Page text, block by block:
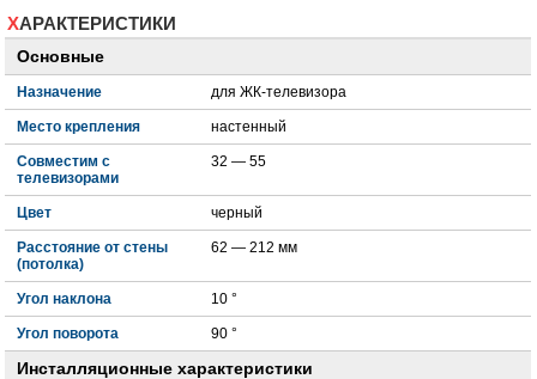
ХАРАКТЕРИСТИКИ
Основные
Назначение для ЖК-телевизора
Место крепления настенный
Совместим с
телевизорами
32 — 55
Цвет черный
Расстояние от стены
(потолка)
62 — 212 мм
Угол наклона 10 °
Угол поворота 90 °
Инсталляционные характеристики